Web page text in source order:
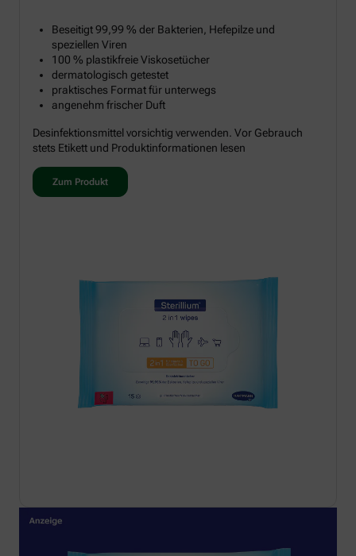
Beseitigt 99,99 % der Bakterien, Hefepilze und
speziellen Viren
100 % plastikfreie Viskosetücher
dermatologisch getestet
praktisches Format für unterwegs
angenehm frischer Duft
Desinfektionsmittel vorsichtig verwenden. Vor Gebrauch
stets Etikett und Produktinformationen lesen
Zum Produkt